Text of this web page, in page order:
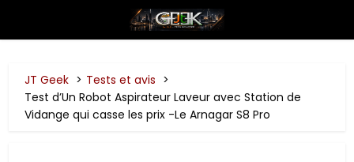
JT Geek
Tests et avis
Test d’Un Robot Aspirateur Laveur avec Station de
Vidange qui casse les prix -Le Arnagar S8 Pro